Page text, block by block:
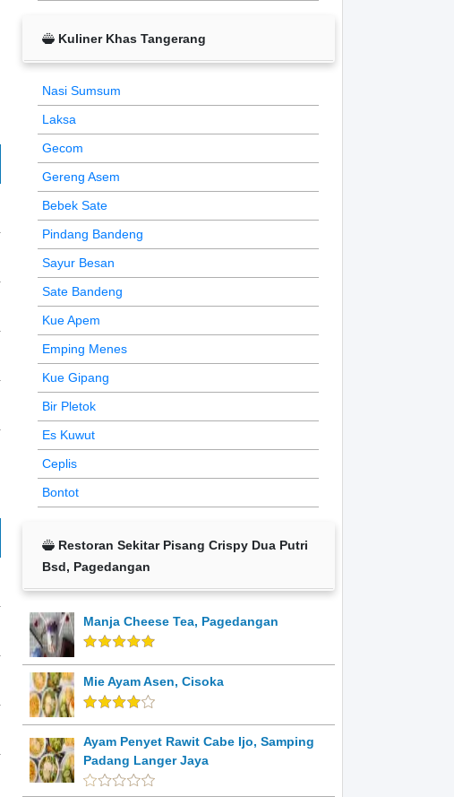
Kuliner Khas Tangerang
Nasi Sumsum
Laksa
Gecom
Gereng Asem
Bebek Sate
Pindang Bandeng
Sayur Besan
Sate Bandeng
Kue Apem
Emping Menes
Kue Gipang
Bir Pletok
Es Kuwut
Ceplis
Bontot
Restoran Sekitar Pisang Crispy Dua Putri
Bsd, Pagedangan
Manja Cheese Tea, Pagedangan
Mie Ayam Asen, Cisoka
Ayam Penyet Rawit Cabe Ijo, Samping
Padang Langer Jaya